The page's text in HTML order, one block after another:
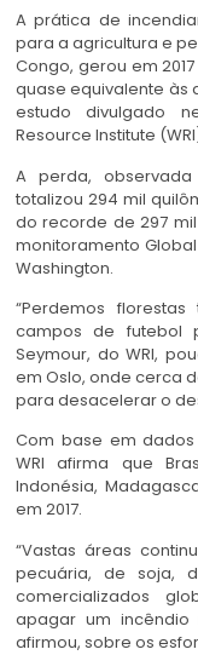
A prática de
para a agricultura e
Congo, gerou em
quase equivalente às
estudo divulgado
Resource Institute
A perda,
totalizou 294 mil
do recorde de 297
monitoramento
Washington.
“Perdemos
campos de futebol
Seymour, do WRI,
em Oslo, onde cerca
para desacelerar o
Com base em
WRI afirma que
Indonésia,
em 2017.
“Vastas áreas
pecuária, de soja,
comercializados
apagar um
afirmou, sobre os